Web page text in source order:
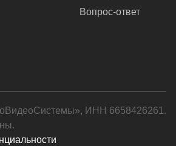
Вопрос-ответ
ИНН 6658426261.